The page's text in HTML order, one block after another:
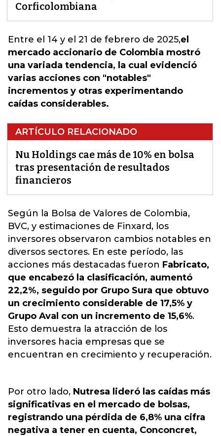
Corficolombiana
Entre el 14 y el 21 de febrero de 2025,el
mercado accionario de Colombia mostró
una variada tendencia, la cual evidenció
varias acciones con "notables"
incrementos y otras experimentando
caídas considerables.
ARTÍCULO RELACIONADO
Nu Holdings cae más de 10% en bolsa
tras presentación de resultados
financieros
Según la Bolsa de Valores de Colombia,
BVC, y estimaciones de Finxard, los
inversores observaron cambios notables en
diversos sectores. En este período, las
acciones más destacadas fueron Fabricato,
que encabezó la clasificación, aumentó
22,2%, seguido por Grupo Sura que obtuvo
un crecimiento considerable de 17,5% y
Grupo Aval con un incremento de 15,6%.
Esto demuestra la atracción de los
inversores hacia empresas que se
encuentran en crecimiento y recuperación.
Por otro lado, Nutresa lideró las caídas más
significativas en el mercado de bolsas,
registrando una pérdida de 6,8% una cifra
negativa a tener en cuenta, Conconcret,